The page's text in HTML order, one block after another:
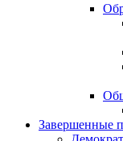
Завершенные